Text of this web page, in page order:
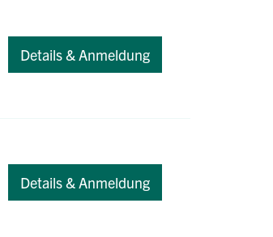
Details & Anmeldung
Details & Anmeldung